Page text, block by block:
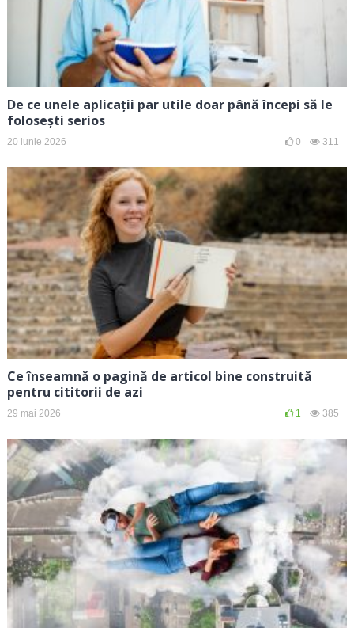
De ce unele aplicații par utile doar până începi să le
folosești serios
20 iunie 2026 0 311
Ce înseamnă o pagină de articol bine construită
pentru cititorii de azi
29 mai 2026 1 385